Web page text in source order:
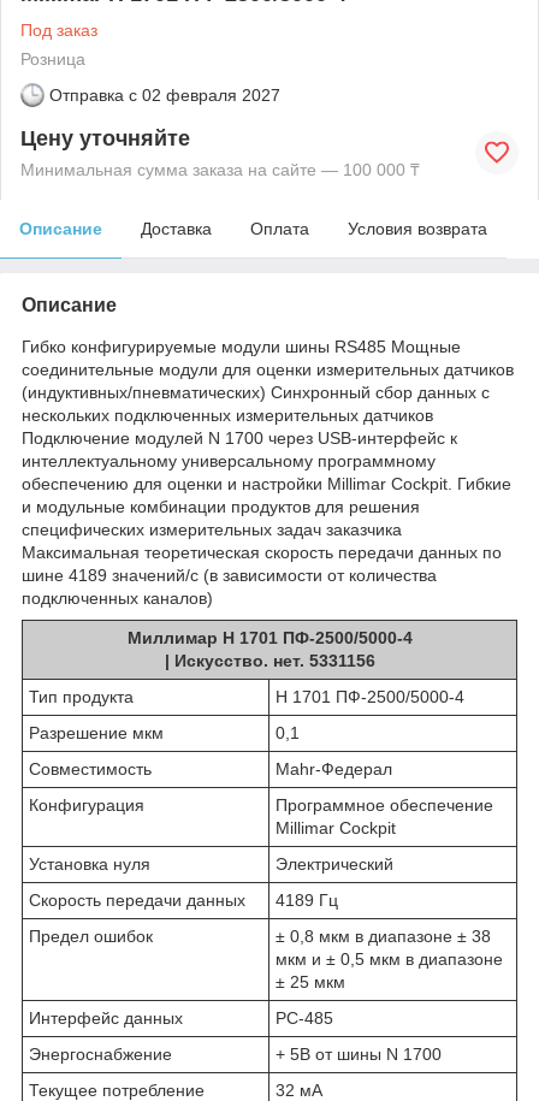
Под заказ
Розница
Отправка с 02 февраля 2027
Цену уточняйте
Минимальная сумма заказа на сайте — 100 000 ₸
Описание Доставка Оплата Условия возврата
Описание
Гибко конфигурируемые модули шины RS485 Мощные
соединительные модули для оценки измерительных датчиков
(индуктивных/пневматических) Синхронный сбор данных с
нескольких подключенных измерительных датчиков
Подключение модулей N 1700 через USB-интерфейс к
интеллектуальному универсальному программному
обеспечению для оценки и настройки Millimar Cockpit. Гибкие
и модульные комбинации продуктов для решения
специфических измерительных задач заказчика
Максимальная теоретическая скорость передачи данных по
шине 4189 значений/с (в зависимости от количества
подключенных каналов)
Миллимар Н 1701 ПФ-2500/5000-4
| Искусство. нет. 5331156
Тип продукта
Н 1701 ПФ-2500/5000-4
Разрешение мкм
0,1
Совместимость
Mahr-Федерал
Конфигурация
Программное обеспечение
Millimar Cockpit
Установка нуля
Электрический
Скорость передачи данных
4189 Гц
Предел ошибок
± 0,8 мкм в диапазоне ± 38
мкм и ± 0,5 мкм в диапазоне
± 25 мкм
Интерфейс данных
РС-485
Энергоснабжение
+ 5В от шины N 1700
Текущее потребление
32 мА